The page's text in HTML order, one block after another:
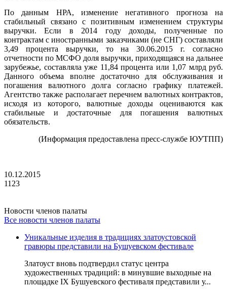
По данным НРА, изменение негативного прогноза на
стабильный связано с позитивным изменением структуры
выручки. Если в 2014 году доходы, полученные по
контрактам с иностранными заказчиками (не СНГ) составляли
3,49 процента выручки, то на 30.06.2015 г. согласно
отчетности по МСФО доля выручки, приходящаяся на дальнее
зарубежье, составляла уже 11,84 процента или 1,07 млрд руб.
Данного объема вполне достаточно для обслуживания и
погашения валютного долга согласно графику платежей.
Агентство также располагает перечнем валютных контрактов,
исходя из которого, валютные доходы оцениваются как
стабильные и достаточные для погашения валютных
обязательств.
(Информация предоставлена пресс-службе ЮУТПП)
10.12.2015
1123
Новости членов палаты
Все новости членов палаты
Уникальные изделия в традициях златоустовской
гравюры представили на Бушуевском фестивале
Златоуст вновь подтвердил статус центра
художественных традиций: в минувшие выходные на
площадке IX Бушуевского фестиваля представили у...